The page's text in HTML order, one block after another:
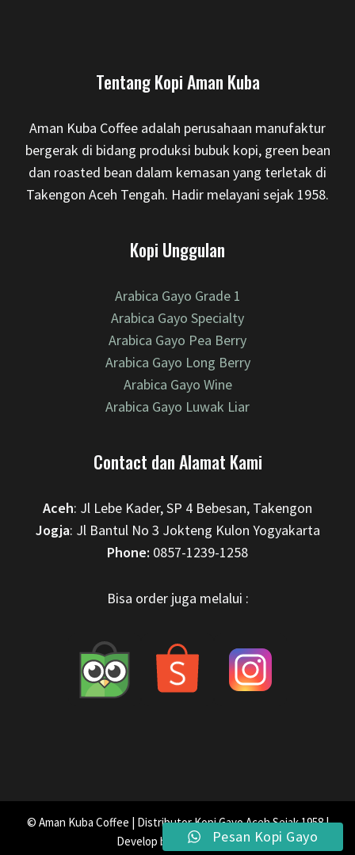
Tentang Kopi Aman Kuba
Aman Kuba Coffee adalah perusahaan manufaktur
bergerak di bidang produksi bubuk kopi, green bean
dan roasted bean dalam kemasan yang terletak di
Takengon Aceh Tengah. Hadir melayani sejak 1958.
Kopi Unggulan
Arabica Gayo Grade 1
Arabica Gayo Specialty
Arabica Gayo Pea Berry
Arabica Gayo Long Berry
Arabica Gayo Wine
Arabica Gayo Luwak Liar
Contact dan Alamat Kami
Aceh: Jl Lebe Kader, SP 4 Bebesan, Takengon
Jogja: Jl Bantul No 3 Jokteng Kulon Yogyakarta
Phone: 0857-1239-1258
Bisa order juga melalui :
© Aman Kuba Coffee | Distributor Kopi Gayo Aceh Sejak 1958 |
Develop by
Zeka DigitalPesan Kopi Gayo